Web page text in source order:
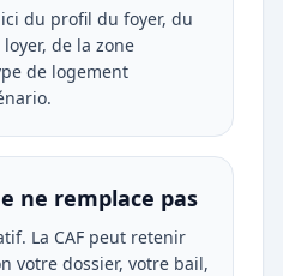
du profil du foyer, du
de la zone
de logement
ne remplace pas
La CAF peut retenir
votre dossier, votre bail,